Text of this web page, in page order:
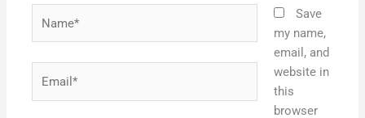
Save
my name,
email, and
website in
this
browser